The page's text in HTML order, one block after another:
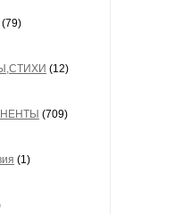
(79)
(12)
(709)
(1)